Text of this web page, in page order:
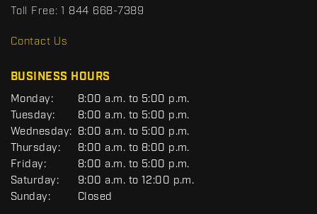
s
R
Toll Free: 1 844 668-7389
Contact Us
BUSINESS HOURS
G
E
N
E
R
A
L
Monday:
8:00 a.m. to 5:00 p.m.
Tuesday:
8:00 a.m. to 5:00 p.m.
Wednesday: 8:00 a.m. to 5:00 p.m.
Thursday:
8:00 a.m. to 8:00 p.m.
Friday:
8:00 a.m. to 5:00 p.m.
Saturday:
9:00 a.m. to 12:00 p.m.
Sunday:
Closed